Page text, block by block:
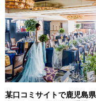
某口コミサイトで鹿児島